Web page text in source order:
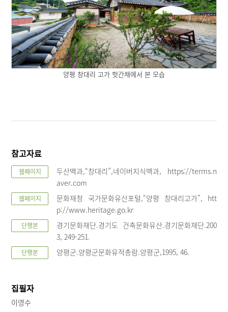
양평 창대리 고가 헛간채에서 본 모습
참고자료
웹페이지
두산백과,“창대리”,네이버지식백과, https://terms.n
aver.com
웹페이지
문화재청 국가문화유산포털,“양평 창대리고가”, htt
p://www.heritage.go.kr
단행본
경기문화재단.경기도 건축문화유산.경기문화재단.200
3, 249-251.
단행본 양평군.양평군문화유적총람.양평군,1995, 46.
집필자
이영수